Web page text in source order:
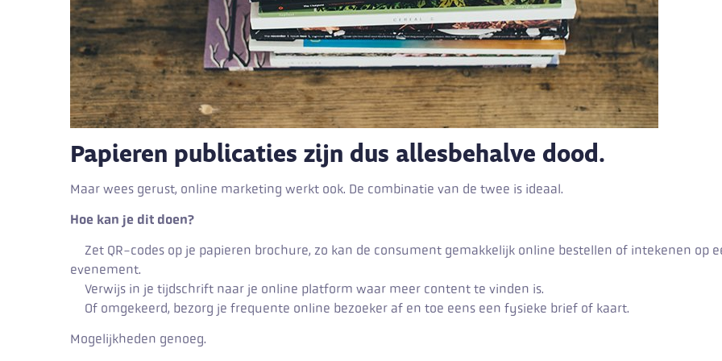
Papieren publicaties zijn dus allesbehalve dood.
Maar wees gerust, online marketing werkt ook. De combinatie van de twee is ideaal.
Hoe kan je dit doen?
Zet QR-codes op je papieren brochure, zo kan de consument gemakkelijk online bestellen of intekenen op
evenement.
Verwijs in je tijdschrift naar je online platform waar meer content te vinden is.
Of omgekeerd, bezorg je frequente online bezoeker af en toe eens een fysieke brief of kaart.
Mogelijkheden genoeg.